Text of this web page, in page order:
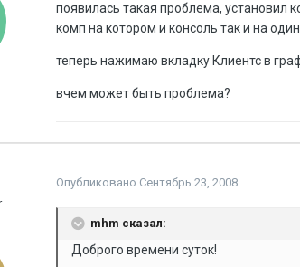
появилась такая проблема, установил
комп на котором и консоль так и на
теперь нажимаю вкладку Клиентс в
вчем может быть проблема?
Опубликовано Сентябрь 23, 2008
mhm сказал:
Доброго времени суток!